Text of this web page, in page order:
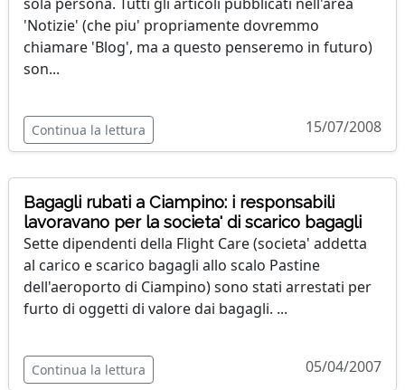
'Notizie' (che piu' propriamente dovremmo
chiamare 'Blog', ma a questo penseremo in futuro)
son...
Continua la lettura 15/07/2008
Bagagli rubati a Ciampino: i responsabili
lavoravano per la societa' di scarico bagagli
Sette dipendenti della Flight Care (societa' addetta
al carico e scarico bagagli allo scalo Pastine
dell'aeroporto di Ciampino) sono stati arrestati per
furto di oggetti di valore dai bagagli. ...
Continua la lettura 05/04/2007